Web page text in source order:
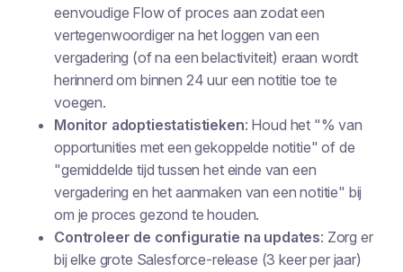
eenvoudige Flow of proces aan zodat een
vertegenwoordiger na het loggen van een
vergadering (of na een belactiviteit) eraan wordt
herinnerd om binnen 24 uur een notitie toe te
voegen.
Monitor adoptiestatistieken: Houd het "% van
opportunities met een gekoppelde notitie" of de
"gemiddelde tijd tussen het einde van een
vergadering en het aanmaken van een notitie" bij
om je proces gezond te houden.
Controleer de configuratie na updates: Zorg er
bij elke grote Salesforce-release (3 keer per jaar)